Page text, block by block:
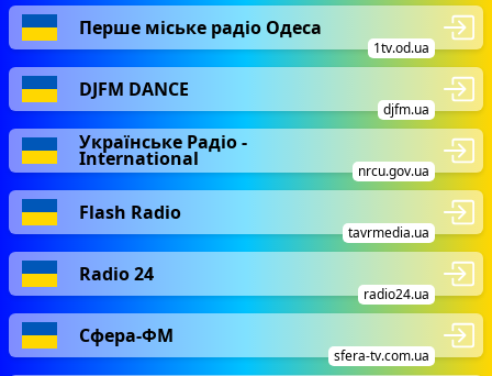
Перше міське радіо Одеса
1tv.od.ua
DJFM DANCE
djfm.ua
Українське Радіо -
International
nrcu.gov.ua
Flash Radio
tavrmedia.ua
Radio 24
radio24.ua
Сфера-ФМ
sfera-tv.com.ua